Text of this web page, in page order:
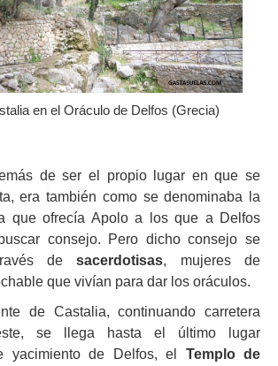
en el Oráculo de Delfos (Grecia)
de ser el propio lugar en que se
era también como se denominaba la
que ofrecía Apolo a los que a Delfos
consejo. Pero dicho consejo se
desacerdotisas, mujeres de
que vivían para dar los oráculos.
de Castalia, continuando carretera
se llega hasta el último lugar
yacimiento de Delfos, el Templo de